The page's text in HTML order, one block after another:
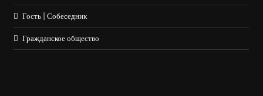
Гость | Собеседник
Гражданское общество